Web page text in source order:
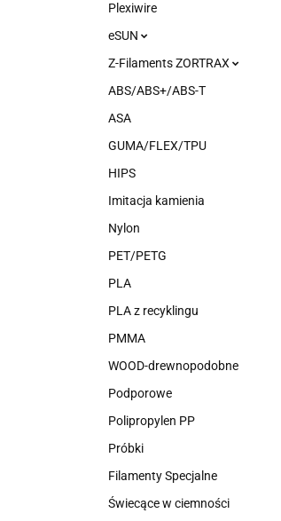
Plexiwire
eSUN
Z-Filaments ZORTRAX
ABS/ABS+/ABS-T
ASA
GUMA/FLEX/TPU
HIPS
Imitacja kamienia
Nylon
PET/PETG
PLA
PLA z recyklingu
PMMA
WOOD-drewnopodobne
Podporowe
Polipropylen PP
Próbki
Filamenty Specjalne
Świecące w ciemności